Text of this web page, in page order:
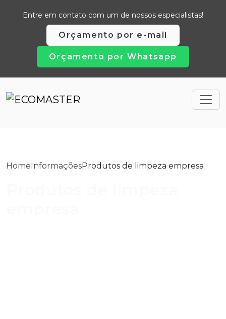
Entre em contato com um de nossos especialistas!
Orçamento por e-mail
Orçamento por Whatsapp
HomeInformaçõesProdutos de limpeza empresa